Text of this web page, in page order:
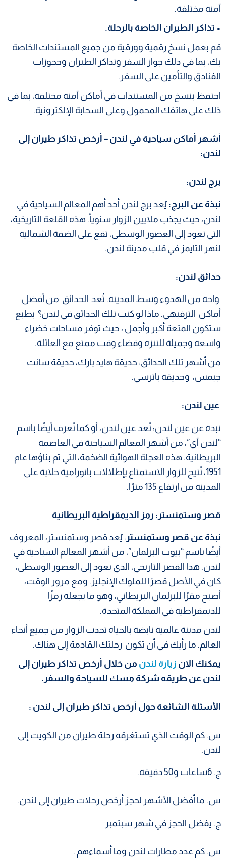
آمنة مختلفة.
• تذاكر الطيران الخاصة بالرحلة.
قم بعمل نسخ رقمية وورقية من جميع المستندات الخاصة
بك، بما في ذلك جواز السفر وتذاكر الطيران وحجوزات
الفنادق والتأمين على السفر.
احتفظ بنسخ من المستندات في أماكن آمنة مختلفة، بما في
ذلك على هاتفك المحمول وعلى السحابة الإلكترونية.
أشهر أماكن سياحية في لندن – أرخص تذاكر طيران إلى
لندن:
برج لندن:
نبذة عن البرج: يُعد برج لندن أحد أهم المعالم السياحية في
لندن، حيث يجذب ملايين الزوار سنوياً. هذه القلعة التاريخية،
التي تعود إلى العصور الوسطى، تقع على الضفة الشمالية
لنهر التايمز في قلب مدينة لندن.
حدائق لندن:
واحة من الهدوء وسط المدينة. تُعد الحدائق من أفضل
أماكن الترفيهي. ماذا لو كنت تلك الحدائق في لندن؟ بطبع
ستكون المتعة أكبر وأجمل ، حيث توفر مساحات خضراء
واسعة وجميلة للتنزه وقضاء وقت ممتع مع العائلة.
من أشهر تلك الحدائق: حديقة هايد بارك، حديقة سانت
جيمس، وحديقة باترسي.
عين لندن:
نبذة عن عين لندن: تُعد عين لندن، أو كما تُعرف أيضًا باسم
“لندن آي”، من أشهر المعالم السياحية في العاصمة
البريطانية. هذه العجلة الهوائية الضخمة، التي تم بناؤها عام
1951، تُتيح للزوار الاستمتاع بإطلالات بانورامية خلابة على
المدينة من ارتفاع 135 مترًا.
قصر وستمنستر: رمز الديمقراطية البريطانية
نبذة عن قصر وستمنستر : يُعد قصر وستمنستر، المعروف
أيضًا باسم “بيوت البرلمان”، من أشهر المعالم السياحية في
لندن. هذا القصر التاريخي، الذي يعود إلى العصور الوسطى،
كان في الأصل قصرًا للملوك الإنجليز. ومع مرور الوقت،
أصبح مقرًا للبرلمان البريطاني، وهو ما يجعله رمزًا
للديمقراطية في المملكة المتحدة.
لندن مدينة عالمية نابضة بالحياة تجذب الزوار من جميع أنحاء
العالم. ما رأيك في أن تكون رحلتك القادمة إلى هناك.
يمكنك الان زيارة لندن من خلال أرخص تذاكر طيران إلى
لندن عن طريقه شركة مسك للسياحة والسفر.
الأسئلة الشائعة حول أرخص تذاكر طيران إلى لندن :
س. كم الوقت الذي تستغرقه رحلة طيران من الكويت إلى
لندن.
ج. 6ساعات و50 دقيقة.
س. ما أفضل الأشهر لحجز أرخص رحلات طيران إلى لندن.
ج. يفضل الحجز في شهر سبتمبر
س. كم عدد مطارات لندن وما أسماءهم .